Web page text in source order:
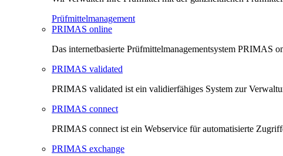
Prüfmittelmanagement
PRIMAS online
Das internetbasierte Prüfmittelmanagementsystem PRIMAS
PRIMAS validated
PRIMAS validated ist ein validierfähiges System zur
PRIMAS connect
PRIMAS connect ist ein Webservice für automatisierte
PRIMAS exchange